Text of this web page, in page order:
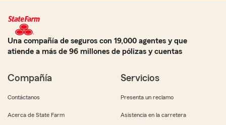
Una compañía de seguros con 19,000 agentes y que
atiende a más de 96 millones de pólizas y cuentas
Compañía
Contáctanos
Acerca de State Farm
Servicios
Presenta un reclamo
Asistencia en la carretera